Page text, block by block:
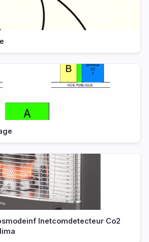
Inetcomdetecteur Co2